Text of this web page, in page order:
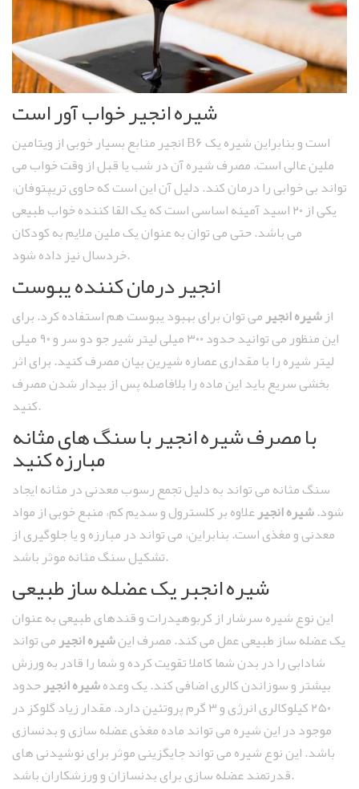
شیره انجیر خواب آور است
انجیر منابع بسیار خوبی از ویتامین B6 است و بنابراین شیره یک
ملین عالی است. مصرف شیره آن در شب یا قبل از وقت خواب می
‌تواند بی خوابی را درمان کند. دلیل آن این است که حاوی تریپتوفان،
یکی از ۲۰ اسید آمینه اساسی است که یک القا کننده خواب طبیعی
می باشد. حتی می ‌توان به عنوان یک ملین ملایم به کودکان
خردسال نیز داده شود.
انجیر درمان کننده یبوست
ازشیره انجیرمی ‌توان برای بهبود یبوست هم استفاده کرد. برای
این منظور می ‌توانید حدود ۳۰۰ میلی لیتر شیر جو دو سر و ۹۰ میلی
لیتر شیره را با مقداری عصاره شیرین بیان مصرف کنید. برای اثر
بخشی سریع باید این ماده را بلافاصله پس از بیدار شدن مصرف
کنید.
با مصرف شیره انجیر با سنگ های مثانه
مبارزه کنید
سنگ مثانه می ‌تواند به دلیل تجمع رسوب معدنی در مثانه ایجاد
شود.شیره انجیرعلاوه بر کلسترول و سدیم کم، منبع خوبی از مواد
معدنی و مغذی است. بنابراین، می تواند در مبارزه و یا جلوگیری از
تشکیل سنگ مثانه موثر باشد.
شیره انجبر یک عضله ‌ساز طبیعی
این نوع شیره سرشار از کربوهیدرات و قندهای طبیعی به عنوان
یک عضله‌ ساز طبیعی عمل می‌ کند. مصرف اینشیره انجیرمی ‌تواند
شادابی را در بدن شما کاملا تقویت کرده و شما را قادر به ورزش
بیشتر و سوزاندن کالری اضافی کند. یک وعدهشیره انجیرحدود
۲۵۰ کیلوکالری انرژی و ۳ گرم پروتئین دارد. مقدار زیاد گلوکز در
موجود در این شیره می ‌تواند ماده مغذی عضله سازی و بدنسازی
باشد. این نوع شیره می ‌تواند جایگزینی موثر برای نوشیدنی ‌های
قدرتمند عضله‌ سازی برای بدنسازان و ورزشکاران باشد.